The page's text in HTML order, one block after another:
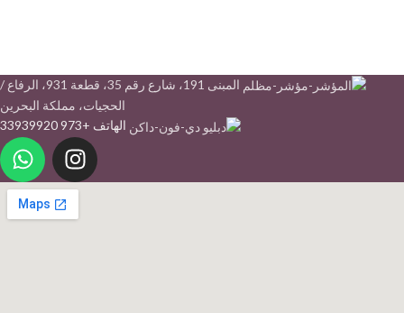
المبنى 191، شارع رقم 35، قطعة 931، الرفاع /
الحجيات، مملكة البحرين
الهاتف +973 33939920